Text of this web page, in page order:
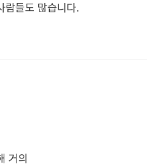
람들도 많습니다.
거의